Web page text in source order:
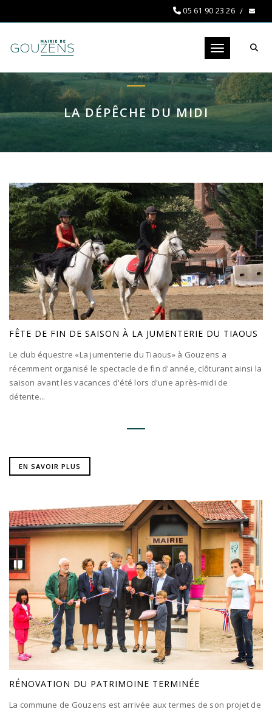
05 61 90 23 26
Toggle
LA DÉPÊCHE DU MIDI
FÊTE DE FIN DE SAISON À LA JUMENTERIE DU TIAOUS
Le club équestre «La jumenterie du Tiaous» à Gouzens a
récemment organisé le spectacle de fin d'année, clôturant ainsi la
saison avant les vacances d'été lors d'une après-midi de
détente...
EN SAVOIR PLUS
RÉNOVATION DU PATRIMOINE TERMINÉE
La commune de Gouzens est arrivée aux termes de son projet de